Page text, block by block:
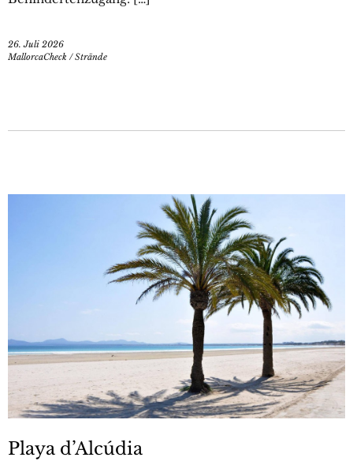
26. Juli 2026
MallorcaCheck /Strände
Playa d’Alcúdia